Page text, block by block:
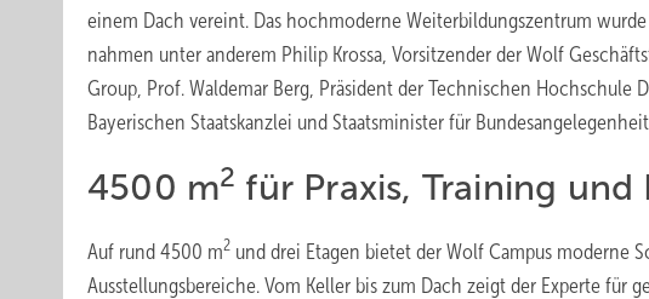
einem Dach vereint. Das hochmoderne Weiterbildungszentrum
nahmen unter anderem Philip Krossa, Vorsitzender der Wolf
Group, Prof. Waldemar Berg, Präsident der Technischen Hochschule
Bayerischen Staatskanzlei und Staatsminister für
4500 m2 für Praxis, Training und
Auf rund 4500 m2 und drei Etagen bietet der Wolf Campus moderne
Ausstellungsbereiche. Vom Keller bis zum Dach zeigt der Experte für